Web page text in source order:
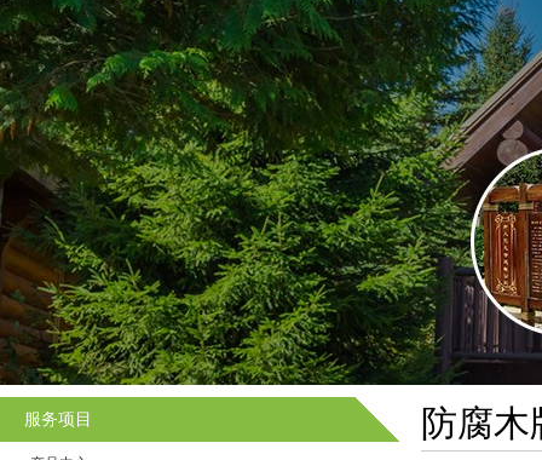
服务项目 防腐木